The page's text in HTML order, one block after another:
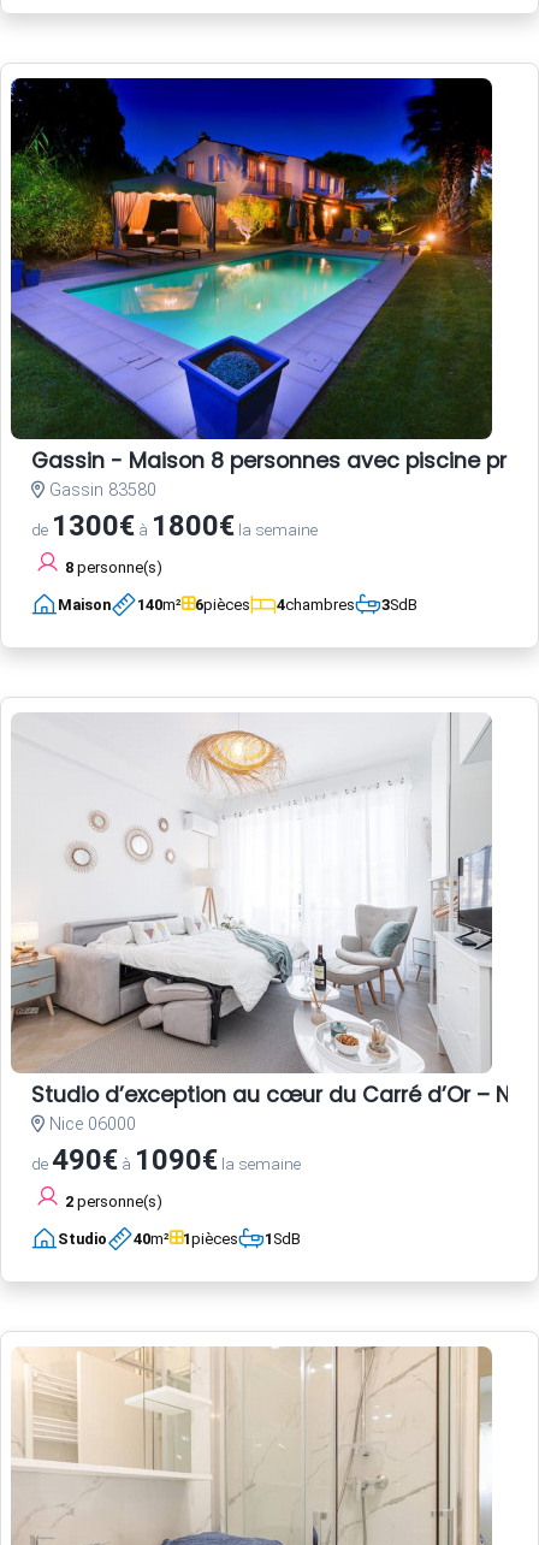
Gassin - Maison 8 personnes avec piscine
Gassin 83580
de 1300€ à 1800€ la semaine
8 personne(s)
Maison 140m² 6pièces 4chambres 3SdB
Studio d’exception au cœur du Carré d’Or –
Nice 06000
de490€ à 1090€ la semaine
2 personne(s)
Studio 40m² 1pièces 1SdB